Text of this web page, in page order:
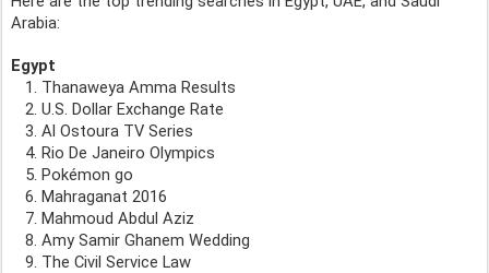
Arabia:
Egypt
Thanaweya Amma Results
U.S. Dollar Exchange Rate
Al Ostoura TV Series
Rio De Janeiro Olympics
Pokémon go
Mahraganat 2016
Mahmoud Abdul Aziz
Amy Samir Ghanem Wedding
The Civil Service Law